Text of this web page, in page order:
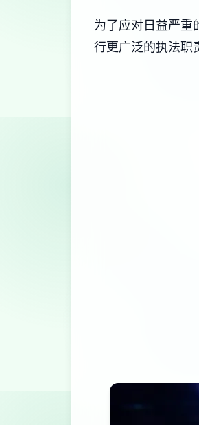
为了应对日益严重
行更广泛的执法职